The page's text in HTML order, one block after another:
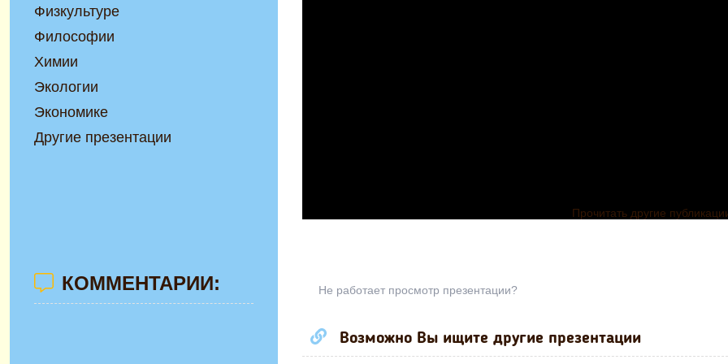
Прочитать другие
Не работает просмотр презентации?
Возможно Вы ищите другие презентации
Физкультуре
Философии
Химии
Экологии
Экономике
Другие презентации
КОММЕНТАРИИ: